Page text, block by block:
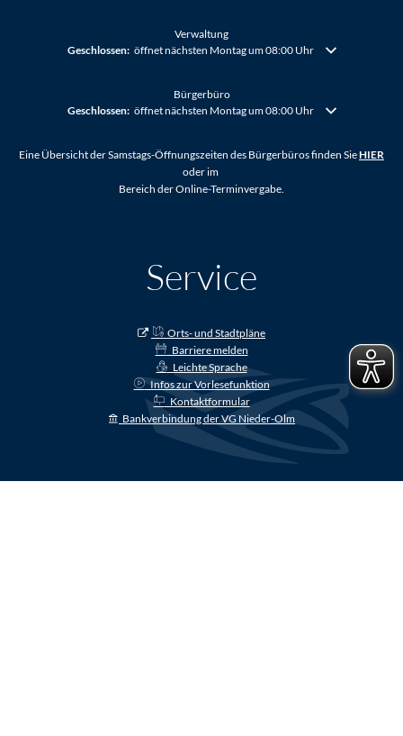
Verwaltung
Klicken, um weitere Öffnungs- oder Schließzeiten auszublenden
Geschlossen: öffnet nächsten Montag um 08:00 Uhr
Bürgerbüro
Klicken, um weitere Öffnungs- oder Schließzeiten auszublenden
Geschlossen: öffnet nächsten Montag um 08:00 Uhr
Eine Übersicht der Samstags-Öffnungszeiten des Bürgerbüros finden SieHIER
oder im
Bereich der Online-Terminvergabe.
Service
Orts- und Stadtpläne
Barriere melden
Leichte Sprache
Infos zur Vorlesefunktion
Kontaktformular
Bankverbindung der VG Nieder-Olm